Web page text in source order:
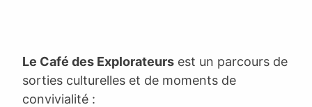
Le Café des Explorateurs est un parcours de
sorties culturelles et de moments de
convivialité :